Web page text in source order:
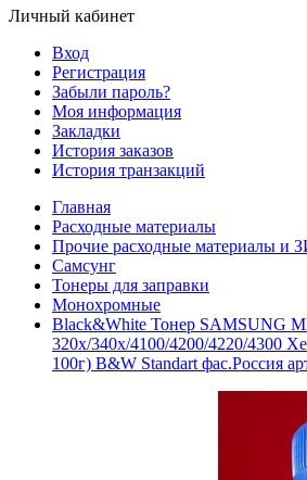
Личный кабинет
Вход
Регистрация
Забыли пароль?
Моя информация
Закладки
История заказов
История транзакций
Главная
Расходные материалы
Прочие расходные материалы и
Самсунг
Тонеры для заправки
Монохромные
Black&White Тонер SAMSUNG
320x/340x/4100/4200/4220/4300
100г) B&W Standart фас.Россия